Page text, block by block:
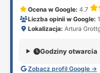
Ocena w Google: 4.7
Liczba opinii w Google:
Lokalizacja: Artura
Godziny otwarcia
Zobacz profil Google →